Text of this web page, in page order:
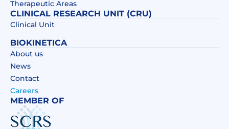
Therapeutic Areas
CLINICAL RESEARCH UNIT (CRU)
Clinical Unit
BIOKINETICA
About us
News
Contact
Careers
MEMBER OF